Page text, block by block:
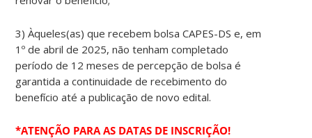
3) Àqueles(as) que recebem bolsa CAPES-DS e, em
1º de abril de 2025, não tenham completado
período de 12 meses de percepção de bolsa é
garantida a continuidade de recebimento do
benefício até a publicação de novo edital.
*ATENÇÃO PARA AS DATAS DE INSCRIÇÃO!